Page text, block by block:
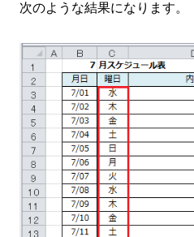
次のような結果になります。